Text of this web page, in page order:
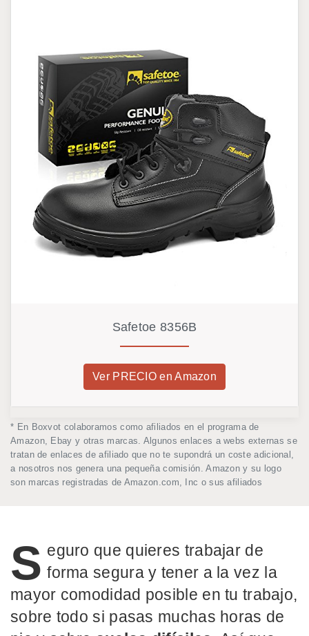
Safetoe 8356B
Ver PRECIO en Amazon
* En Boxvot colaboramos como afiliados en el programa de
Amazon, Ebay y otras marcas. Algunos enlaces a webs externas se
tratan de enlaces de afiliado que no te supondrá un coste adicional,
a nosotros nos genera una pequeña comisión. Amazon y su logo
son marcas registradas de Amazon.com, Inc o sus afiliados
S eguro que quieres trabajar de
forma segura y tener a la vez la
mayor comodidad posible en tu trabajo,
sobre todo si pasas muchas horas de